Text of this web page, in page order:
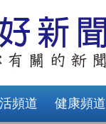
頻道 健康頻道